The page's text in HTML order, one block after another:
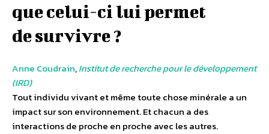
quecelui-ci lui permet
de survivre ?
Anne Coudrain,Institut de recherche pour le développement
(IRD)
Tout individu vivant et même toute chose minérale a un
impact sur son environnement. Et chacun a des
interactions de proche en proche avec les autres.